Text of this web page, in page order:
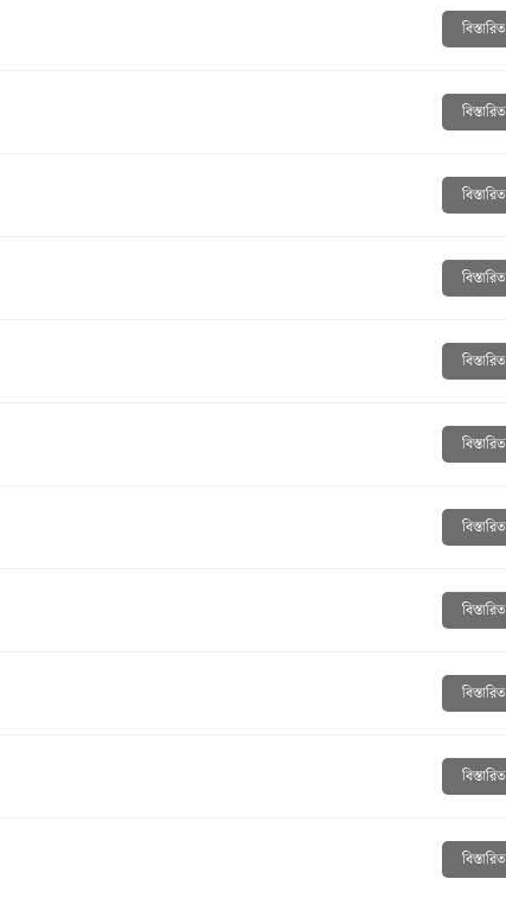
বিস্তারিত
বিস্তারিত
বিস্তারিত
বিস্তারিত
বিস্তারিত
বিস্তারিত
বিস্তারিত
বিস্তারিত
বিস্তারিত
বিস্তারিত
বিস্তারিত